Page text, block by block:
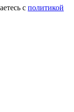
с политикой